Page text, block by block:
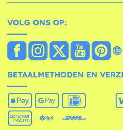
VOLG ONS OP:
BETAALMETHODEN EN